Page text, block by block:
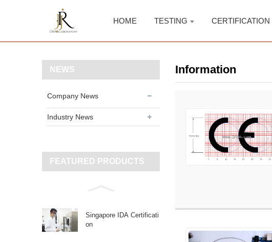
HOME TESTING CERTIFICATION
NEWS
Company News
Industry News
FEATURED PRODUCTS
Singapore IDA Certificati
on
Information